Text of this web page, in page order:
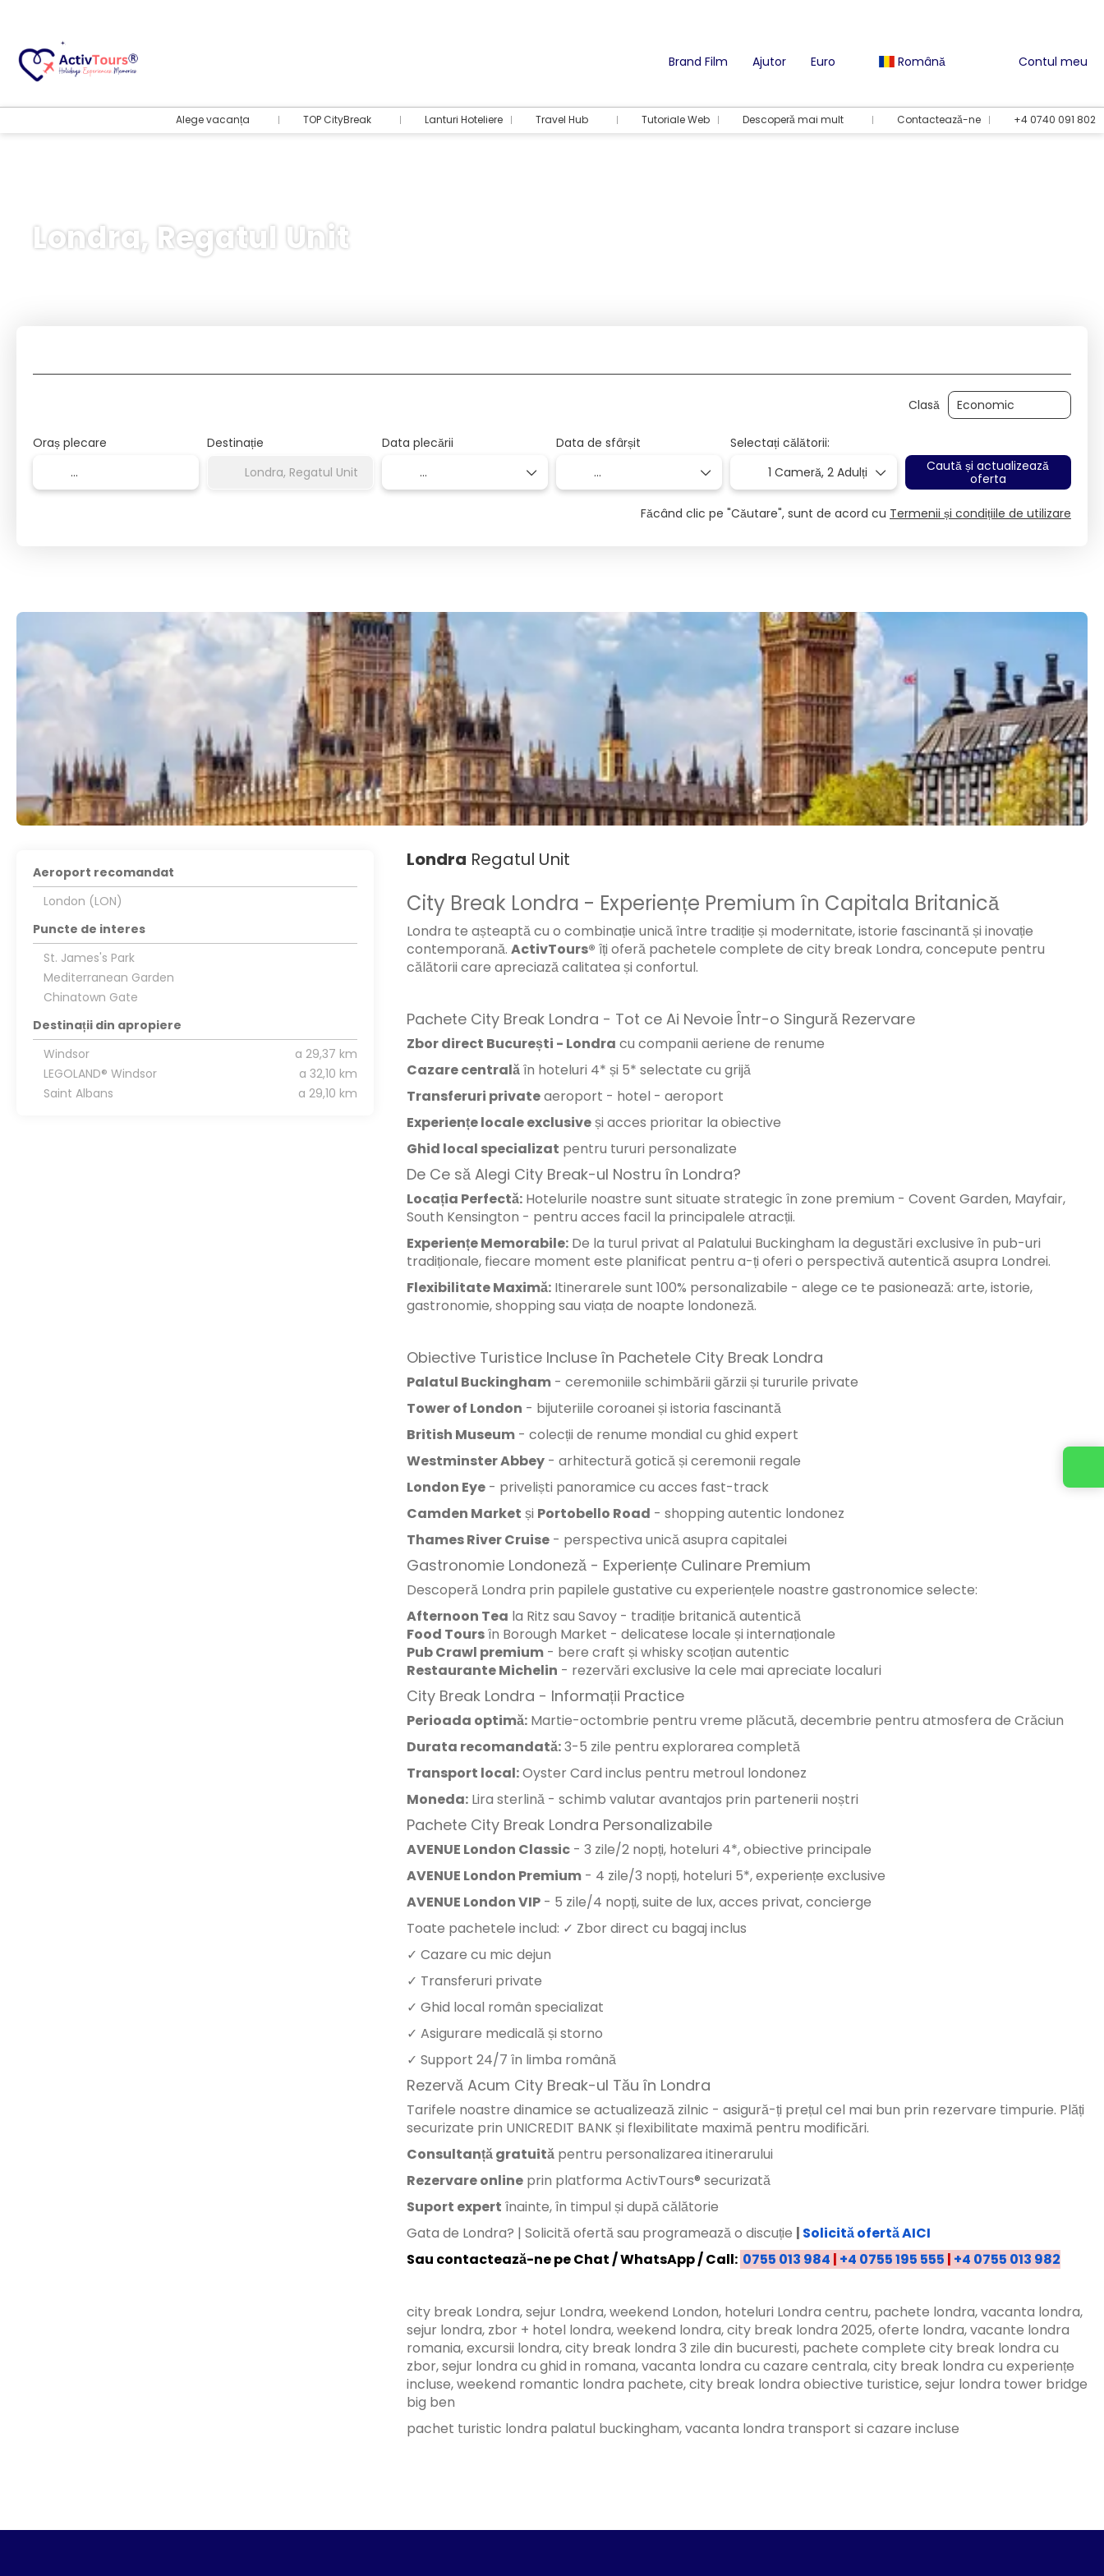
Brand Film Ajutor Euro Română Contul meu
Alege vacanța TOP CityBreak Lanturi Hoteliere Travel Hub Tutoriale Web Descoperă mai mult Contactează-ne +4 0740 091 802
Londra, Regatul Unit
Clasă
Oraș plecare Destinație Data plecării Data de sfârșit
Selectați călătorii:
1 Cameră,2 Adulți
Caută și actualizează
oferta
Făcând clic pe "Căutare", sunt de acord cu Termenii și condițiile de utilizare
Londra Regatul Unit
City Break Londra - Experiențe Premium în Capitala Britanică
Londra te așteaptă cu o combinație unică între tradiție și modernitate, istorie fascinantă și inovație
contemporană. ActivTours® îți oferă pachetele complete de city break Londra, concepute pentru
călătorii care apreciază calitatea și confortul.
Pachete City Break Londra - Tot ce Ai Nevoie Într-o Singură Rezervare
Zbor direct București - Londra cu companii aeriene de renume
Cazare centralăîn hoteluri 4* și 5* selectate cu grijă
Transferuri privateaeroport - hotel - aeroport
Experiențe locale exclusiveși acces prioritar la obiective
Ghid local specializat pentru tururi personalizate
De Ce să Alegi City Break-ul Nostru în Londra?
Locația Perfectă:Hotelurile noastre sunt situate strategic în zone premium - Covent Garden, Mayfair,
South Kensington - pentru acces facil la principalele atracții.
Experiențe Memorabile:De la turul privat al Palatului Buckingham la degustări exclusive în pub-uri
tradiționale, fiecare moment este planificat pentru a-ți oferi o perspectivă autentică asupra Londrei.
Flexibilitate Maximă:Itinerarele sunt 100% personalizabile - alege ce te pasionează: arte, istorie,
gastronomie, shopping sau viața de noapte londoneză.
Obiective Turistice Incluse în Pachetele City Break Londra
Palatul Buckingham- ceremoniile schimbării gărzii și tururile private
Tower of London - bijuteriile coroanei și istoria fascinantă
British Museum- colecții de renume mondial cu ghid expert
Westminster Abbey- arhitectură gotică și ceremonii regale
London Eye- priveliști panoramice cu acces fast-track
Camden Market și Portobello Road - shopping autentic londonez
Thames River Cruise- perspectiva unică asupra capitalei
Gastronomie Londoneză - Experiențe Culinare Premium
Descoperă Londra prin papilele gustative cu experiențele noastre gastronomice selecte:
Afternoon Tea la Ritz sau Savoy - tradiție britanică autentică
Food Toursîn Borough Market - delicatese locale și internaționale
Pub Crawl premium- bere craft și whisky scoțian autentic
Restaurante Michelin - rezervări exclusive la cele mai apreciate localuri
City Break Londra - Informații Practice
Perioada optimă:Martie-octombrie pentru vreme plăcută, decembrie pentru atmosfera de Crăciun
Durata recomandată:3-5 zile pentru explorarea completă
Transport local:Oyster Card inclus pentru metroul londonez
Moneda:Lira sterlină - schimb valutar avantajos prin partenerii noștri
Pachete City Break Londra Personalizabile
AVENUE London Classic- 3 zile/2 nopți, hoteluri 4*, obiective principale
AVENUE London Premium- 4 zile/3 nopți, hoteluri 5*, experiențe exclusive
AVENUE London VIP- 5 zile/4 nopți, suite de lux, acces privat, concierge
Toate pachetele includ: ✓ Zbor direct cu bagaj inclus
✓ Cazare cu mic dejun
✓ Transferuri private
✓ Ghid local român specializat
✓ Asigurare medicală și storno
✓ Support 24/7 în limba română
Rezervă Acum City Break-ul Tău în Londra
Tarifele noastre dinamice se actualizează zilnic - asigură-ți prețul cel mai bun prin rezervare timpurie. Plăți
securizate prin UNICREDIT BANK și flexibilitate maximă pentru modificări.
Consultanță gratuităpentru personalizarea itinerarului
Rezervare onlineprin platforma ActivTours® securizată
Suport expert înainte, în timpul și după călătorie
Gata de Londra? | Solicită ofertă sau programează o discuție | Solicită ofertă AICI
Sau contactează-ne pe Chat / WhatsApp / Call: 0755 013 984 | +4 0755 195 555 | +4 0755 013 982
city break Londra, sejur Londra, weekend London, hoteluri Londra centru, pachete londra, vacanta londra,
sejur londra, zbor + hotel londra, weekend londra, city break londra 2025, oferte londra, vacante londra
romania, excursii londra, city break londra 3 zile din bucuresti, pachete complete city break londra cu
zbor, sejur londra cu ghid in romana, vacanta londra cu cazare centrala, city break londra cu experiențe
incluse, weekend romantic londra pachete, city break londra obiective turistice, sejur londra tower bridge
big ben
pachet turistic londra palatul buckingham, vacanta londra transport si cazare incluse
Aeroport recomandat
London (LON)
Puncte de interes
St. James's Park
Mediterranean Garden
Chinatown Gate
Destinații din apropiere
Windsor
a 29,37 km
LEGOLAND® Windsor
a 32,10 km
Saint Albans
a 29,10 km